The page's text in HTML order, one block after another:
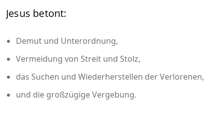
Jesus betont:
Demut und Unterordnung,
Vermeidung von Streit und Stolz,
das Suchen und Wiederherstellen der Verlorenen,
und die großzügige Vergebung.